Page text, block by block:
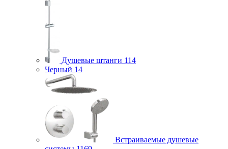
Душевые штанги 114
Черный 14
Встраиваемые душевые